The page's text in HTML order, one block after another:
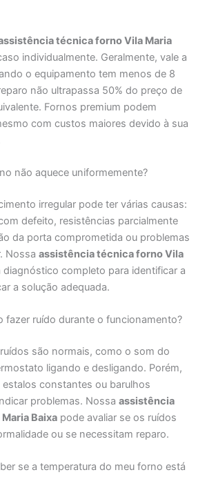
técnica forno Vila Maria
individualmente. Geralmente, vale a
o equipamento tem menos de 8
não ultrapassa 50% do preço de
Fornos premium podem
com custos maiores devido à sua
não aquece uniformemente?
irregular pode ter várias causas:
defeito, resistências parcialmente
da porta comprometida ou problemas
Nossaassistência técnica forno Vila
diagnóstico completo para identificar a
a solução adequada.
fazer ruído durante o funcionamento?
são normais, como o som do
ligando e desligando. Porém,
constantes ou barulhos
problemas. Nossaassistência
Baixa pode avaliar se os ruídos
ou se necessitam reparo.
se a temperatura do meu forno está